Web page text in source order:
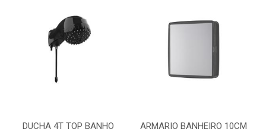
DUCHA 4T TOP BANHO ARMARIO BANHEIRO 10CM